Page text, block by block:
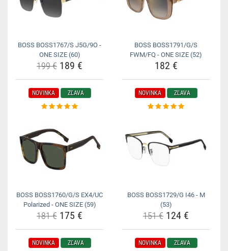
BOSS BOSS1767/S J5G/9O -
ONE SIZE (60)
199 € 189 €
BOSS BOSS1791/G/S
FWM/FQ - ONE SIZE (52)
182 €
NOVINKA ZĽAVA
BOSS BOSS1760/G/S EX4/UC
Polarized - ONE SIZE (59)
181 € 175 €
NOVINKA ZĽAVA
BOSS BOSS1729/G I46 - M
(53)
151 € 124 €
NOVINKA ZĽAVA NOVINKA ZĽAVA